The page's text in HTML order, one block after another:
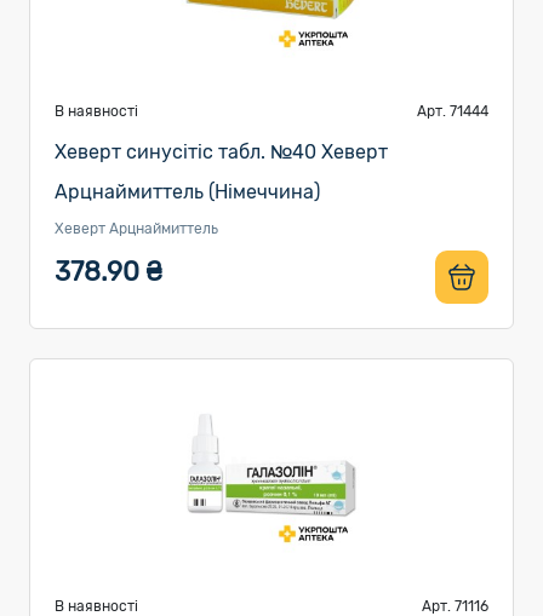
В наявності Арт. 71444
Хеверт синусітіс табл. №40 Хеверт
Арцнаймиттель (Німеччина)
Хеверт Арцнаймиттель
378.90 ₴
В наявності Арт. 71116